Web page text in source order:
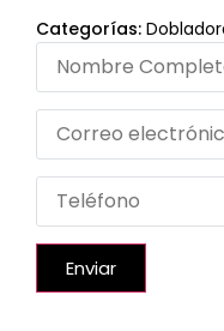
Categorías:
Enviar